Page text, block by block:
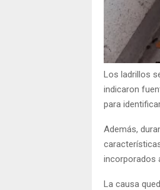
Los ladrillos
indicaron
para
Además,
incorporados
La causa